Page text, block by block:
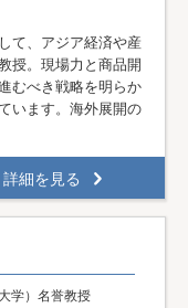
て、アジア経済や産
授。現場力と商品開
むべき戦略を明らか
います。海外展開の
詳細を見る
学）名誉教授